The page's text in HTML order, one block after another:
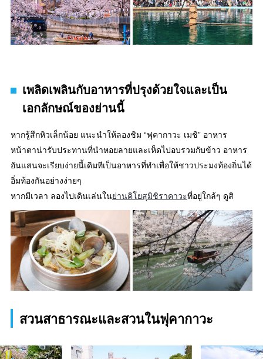
เพลิดเพลินกับอาหารที่ปรุงด้วยใจและเป็น
เอกลักษณ์ของย่านนี้
หากรู้สึกหิวเล็กน้อย แนะนำให้ลองชิม “ฟุคากาวะ เมชิ” อาหาร
หน้าตาน่ารับประทานที่นำหอยลายและเห็ดไปอบรวมกับข้าว อาหาร
อันแสนจะเรียบง่ายนี้เดิมทีเป็นอาหารที่ทำเพื่อให้ชาวประมงท้องถิ่นได้
อิ่มท้องกันอย่างง่ายๆ
หากมีเวลา ลองไปเดินเล่นในย่านคิโยสุมิชิราคาวะที่อยู่ใกล้ๆ ดูสิ
สวนสาธารณะและสวนในฟุคากาวะ